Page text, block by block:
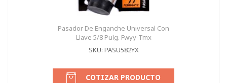
Pasador De Enganche Universal Con
Llave 5/8 Pulg. Fwyy-Tmx
SKU: PASU582YX
COTIZAR PRODUCTO